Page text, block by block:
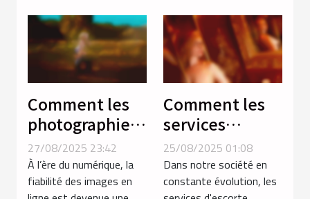
Comment les
photographies
certifiées
renforcent la
confiance en
27/08/2025 23:42
À l’ère du numérique, la
fiabilité des images en
Comment les
services
d'escorte
influencent-ils
les normes
25/08/2025 01:08
Dans notre société en
constante évolution, les